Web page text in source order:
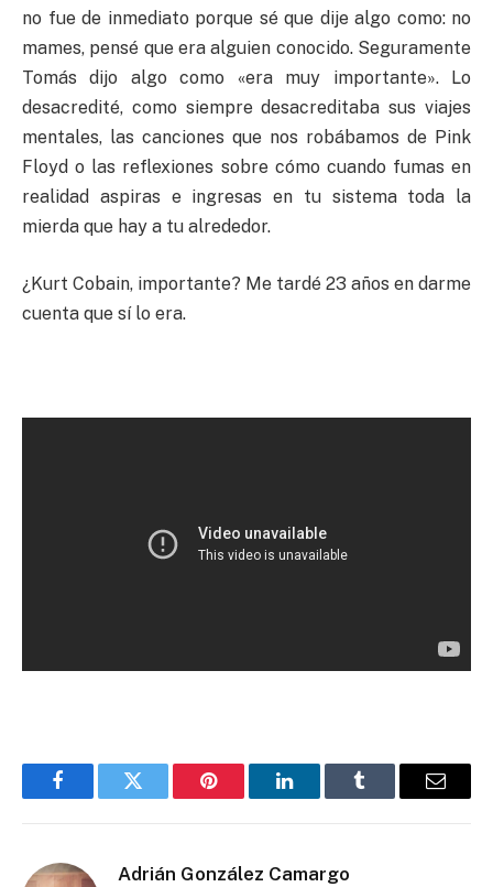
no fue de inmediato porque sé que dije algo como: no
mames, pensé que era alguien conocido. Seguramente
Tomás dijo algo como «era muy importante». Lo
desacredité, como siempre desacreditaba sus viajes
mentales, las canciones que nos robábamos de Pink
Floyd o las reflexiones sobre cómo cuando fumas en
realidad aspiras e ingresas en tu sistema toda la
mierda que hay a tu alrededor.
¿Kurt Cobain, importante? Me tardé 23 años en darme
cuenta que sí lo era.
FacebookTwitter Pinterest LinkedInTumblr Email
Adrián González Camargo